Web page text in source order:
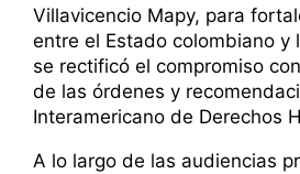
Villavicencio Mapy, para
entre el Estado colombiano y
se rectificó el compromiso
de las órdenes y
Interamericano de Derechos
A lo largo de las audiencias